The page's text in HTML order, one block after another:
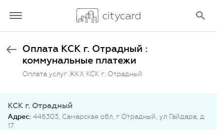
Оплата КСК г. Отрадный :
коммунальные платежи
Оплата услуг ЖКХ КСК г. Отрадный
КСК г. Отрадный
Адрес: 446303, Самарская обл, г Отрадный, ул Гайдара, д
17